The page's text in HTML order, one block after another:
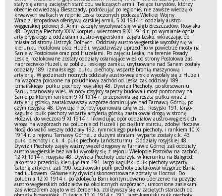
stały się areną zaciętych starć obu walczących armii. Tysiące turystów, którzy
obecnie odwiedzają Bieszczady, podróżując po regionie, nie zawsze wiedzą o
krwawych walkach w rejonie Leska toczonych podczas Wielkiej Wojny.
Wraz z listopadowa ofensywą carskiej armii, 5 XI 1914 r. oddziały austro-
węgierskiej polowej 3. Armii zaczęły wycofywać się w głąb Bieszczadów. Rosyjska
48. Dywizja Piechoty XXIV Korpusu wieczorem 8 XI 1914 r. po wymianie ognia
artyleryjskiego z oddziałami austro-węgierskimi zajęła Lesko, wkraczając do
miasta od strony Ustrzyk Dolnych. Oddziały austro-węgierskie wycofały się w
kierunku Postołowa oraz Huzeli, wysadziwszy uprzednio w powietrze mosty na
Sanie w Postołowie oraz pod Huzelami. Po zajęciu Leska, na terenie Posady
Leskiej rozlokowane zostały oddziały osłaniające wieś od strony Postołowa zaś
naprzeciwko Huzeli, w pobliżu leskiego zamku, usytuowane nad Sanem zostały
oddziały 189. izmaiłskiego pułku piechoty, wsparte bronią maszynową i
artylerią. W godzinach nocnych oddziały austro-wegierskie wycofały się z Huzeli
na wzgórza położone na południowy zachód od Leska zaś oddziały 189.
izmaiłskiego pułku piechoty rosyjskiej 48. Dywizji Piechoty, po sforsowaniu
Sanu, opanowały wieś. W nocy rosyjscy saperzy budowali most pontonowy na
Sanie po którym rankiem 9 XI 1914 r. przeprawiła się reszta pułku wraz z
artylerią górską zaatakowawszy wzgórze dominujące nad Tarnawą Górną, po
czym rosyjska 48. Dywizja Piechoty opanowała całą wieś. Rosyjski 191. largo-
kagulski pułk piechoty wsparty artylerią górską zaatakował drogą w stronę
Hoczwi, do wieczora 9 XI 1914 r. likwidując opór oddziałów austro-węgierskich
wroga na wzgórzach na południe od Huzeli i po ciężkim starciu, zdobył Hoczew.
Nocą do walki weszły oddziały 192. rymnickiego pułku piechoty, i rankiem 10 XI
1914 r. z rejonu Tarnawy Górnej, z dużymi stratami wyparte zostały c.k. 43
pułk piechoty i c.k. 4. pułk piechoty Landszturmu. Oddziały rosyjskiej 48.
Dywizji Piechoty zajęły ważny węzeł drogowy w Tarnawie Górnej zaś oddziały
austro-węgierskie bez walki wycofały się z rejonu Wielopole-Postołów na zachód.
12 XI 1914 r. rosyjska 48. Dywizja Piechoty uderzyła w kierunku na Baligród,
jako straż przednią kierując tam 191. largo-kagulski pułk piechoty wsparty
baterią artylerii, zaś 190. oczakowski pułk piechoty zaatakował wzgórze Bania
nad Łukowem. Główne siły dywizji skoncentrowane zostały w Hoczwi. Do
południa 12 XI 1914 r. po zdobyciu Bani kontynuowano uderzenie na pozycje
austro-węgierskich oddziałów na okolicznych wzgórzach, umocnione zasiekami
zaś wieczorem zajęto wieś Żerdenka, zbliżywszy się w zaciętych starciach do